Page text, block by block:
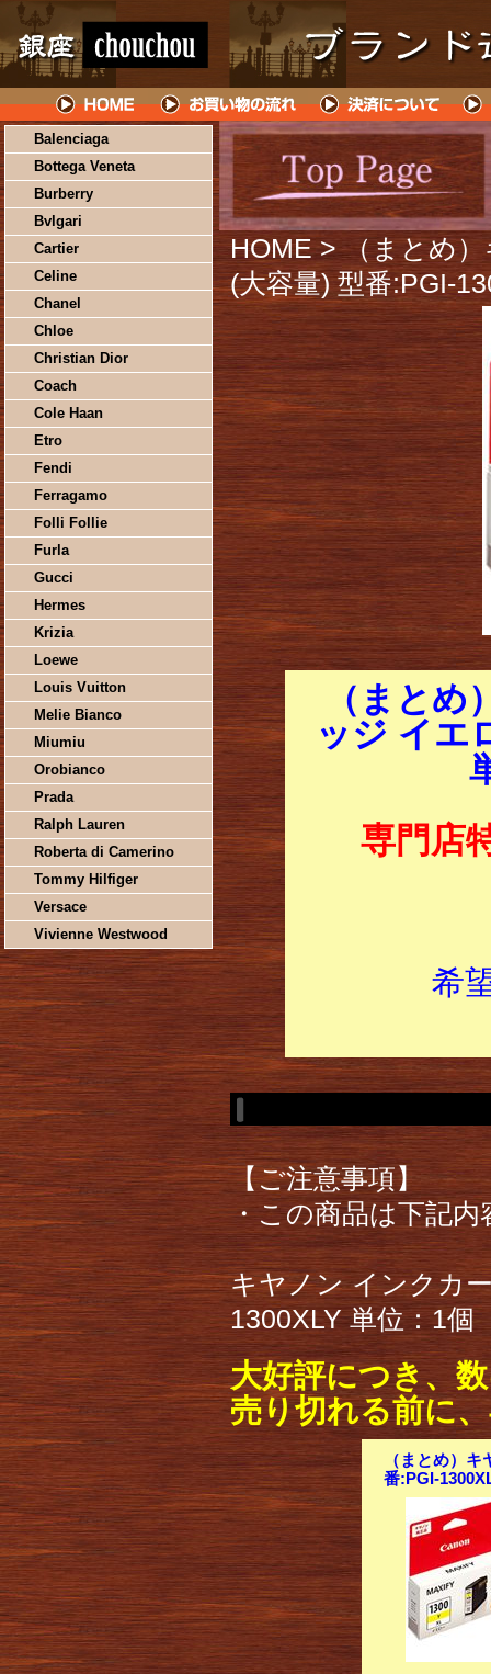
Balenciaga
Bottega Veneta
Burberry
Bvlgari
Cartier
Celine
Chanel
Chloe
Christian Dior
Coach
Cole Haan
Etro
Fendi
Ferragamo
Folli Follie
Furla
Gucci
Hermes
Krizia
Loewe
Louis Vuitton
Melie Bianco
Miumiu
Orobianco
Prada
Ralph Lauren
Roberta di Camerino
Tommy Hilfiger
Versace
Vivienne Westwood
HOME > （まとめ
(大容量) 型番:PGI-
（まと
ッジ イエ
専門店
希
【ご注意事項】
・この商品は下記
キヤノン インクカ
1300XLY 単位：1個
大好評につき、
売り切れる前に
（まとめ）
番:PGI-